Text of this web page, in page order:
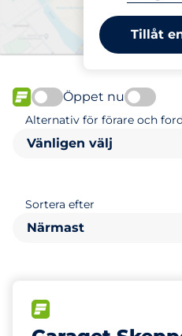
Tillåt
Välj din
Åkersberga
FLÖDE
Öppet nu
Alternativ för förare och
Vänligen välj
Sortera efter
Närmast